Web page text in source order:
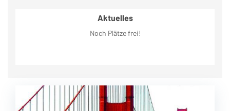
Aktuelles
Noch Plätze frei!